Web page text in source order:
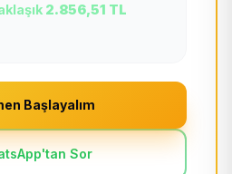
2.856,51 TL
Başlayalım
Sor